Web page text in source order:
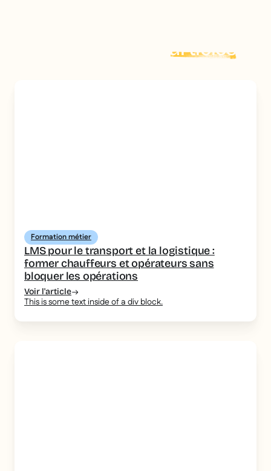
articles
Formation métier
LMS pour le transport et la logistique :
former chauffeurs et opérateurs sans
bloquer les opérations
Voir l'article
This is some text inside of a div block.